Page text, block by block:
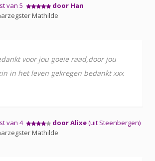
van 5
door Han
Mathilde
voor jou goeie raad,door jou
in het leven gekregen bedankt xxx
van 4 door Alixe(uit Steenbergen)
Mathilde